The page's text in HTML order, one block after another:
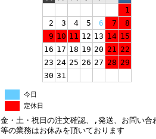
1
2
3 4 5 6 7
8
9 10 11 12 13 14 15
16 17 18 19 20 21 22
23 24 25 26 27 28 29
30 31
今日
定休日
金・土・祝日の注文確認、,発送、お問い合
等の業務はお休みを頂いております